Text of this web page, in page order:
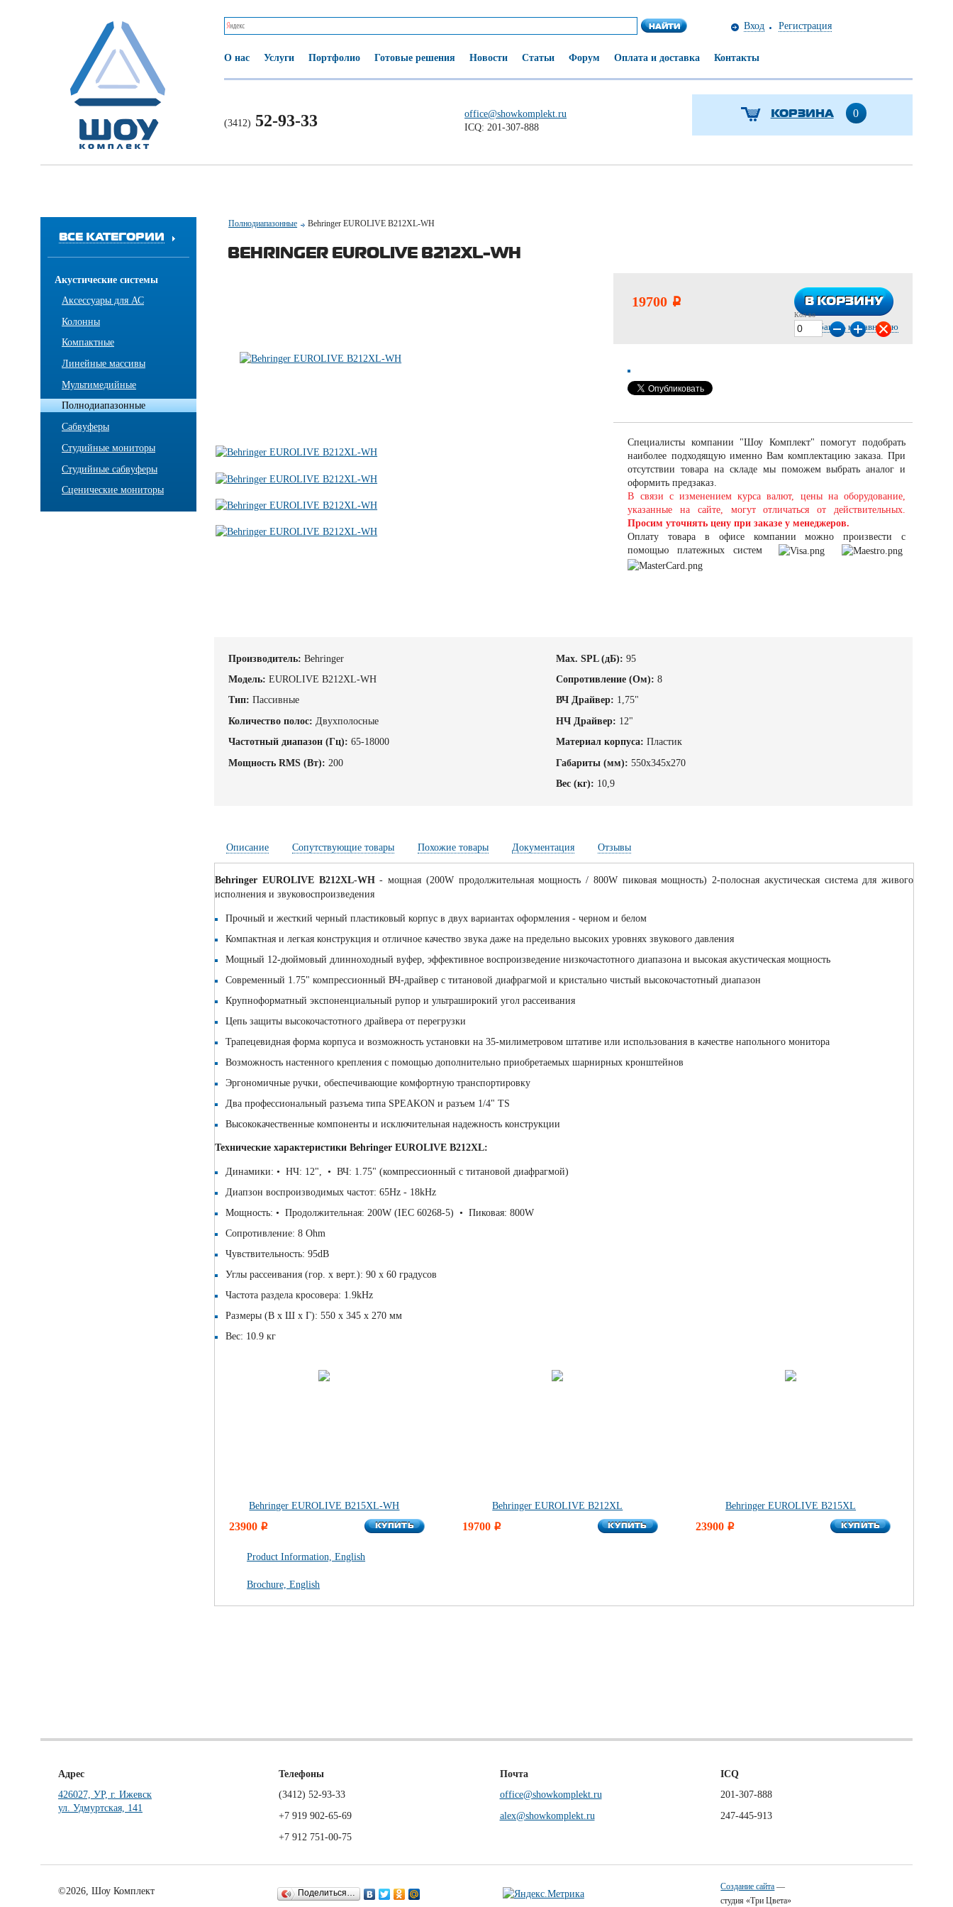
Вход Регистрация
О нас Услуги Портфолио Готовые решения Новости Статьи Форум Оплата и доставка Контакты
(3412) 52-93-33
office@showkomplekt.ru
ICQ: 201-307-888
КОРЗИНА 0
ВСЕ КАТЕГОРИИ
Акустические системы
Аксессуары для АС
Колонны
Компактные
Линейные массивы
Мультимедийные
Полнодиапазонные
Сабвуферы
Студийные мониторы
Студийные сабвуферы
Сценические мониторы
Полнодиапазонные Behringer EUROLIVE B212XL-WH
BEHRINGER EUROLIVE B212XL-WH
19700 i В КОРЗИНУ
В КОРЗИНУ
Кол-во
Добавить к сравнению
Специалисты компании "Шоу Комплект" помогут подобрать
наиболее подходящую именно Вам комплектацию заказа. При
отсутствии товара на складе мы поможем выбрать аналог и
оформить предзаказ.
В связи с изменением курса валют, цены на оборудование,
указанные на сайте, могут отличаться от действительных.
Просим уточнять цену при заказе у менеджеров.
Оплату товара в офисе компании можно произвести с
помощью платежных систем
Производитель: Behringer
Модель: EUROLIVE B212XL-WH
Тип: Пассивные
Количество полос: Двухполосные
Частотный диапазон (Гц): 65-18000
Мощность RMS (Вт): 200
Max. SPL (дБ): 95
Cопротивление (Ом): 8
ВЧ Драйвер: 1,75"
НЧ Драйвер: 12"
Материал корпуса: Пластик
Габариты (мм): 550х345х270
Вес (кг): 10,9
Описание Сопутствующие товары Похожие товары Документация Отзывы
Behringer EUROLIVE B212XL-WH- мощная (200W продолжительная мощность / 800W пиковая мощность) 2-полосная акустическая система для живого
исполнения и звуковоспроизведения
Прочный и жесткий черный пластиковый корпус в двух вариантах оформления - черном и белом
Компактная и легкая конструкция и отличное качество звука даже на предельно высоких уровнях звукового давления
Мощный 12-дюймовый длинноходный вуфер, эффективное воспроизведение низкочастотного диапазона и высокая акустическая мощность
Современный 1.75" компрессионный ВЧ-драйвер с титановой диафрагмой и кристально чистый высокочастотный диапазон
Крупноформатный экспоненциальный рупор и ультраширокий угол рассеивания
Цепь защиты высокочастотного драйвера от перегрузки
Трапецевидная форма корпуса и возможность установки на 35-милиметровом штативе или использования в качестве напольного монитора
Возможность настенного крепления с помощью дополнительно приобретаемых шарнирных кронштейнов
Эргономичные ручки, обеспечивающие комфортную транспортировку
Два профессиональный разъема типа SPEAKON и разъем 1/4" TS
Высококачественные компоненты и исключительная надежность конструкции
Технические характеристики Behringer EUROLIVE B212XL:
Динамики: • НЧ: 12", • ВЧ: 1.75" (компрессионный с титановой диафрагмой)
Диапзон воспроизводимых частот: 65Hz - 18kHz
Мощность: • Продолжительная: 200W (IEC 60268-5) • Пиковая: 800W
Сопротивление: 8 Ohm
Чувствительность: 95dB
Углы рассеивания (гор. х верт.): 90 х 60 градусов
Частота раздела кросовера: 1.9kHz
Размеры (В х Ш х Г): 550 х 345 х 270 мм
Вес: 10.9 кг
Behringer EUROLIVE B215XL-WH
23900 i КУПИТЬ
КУПИТЬ
Behringer EUROLIVE B212XL
19700 i КУПИТЬ
КУПИТЬ
Behringer EUROLIVE B215XL
23900 i КУПИТЬ
КУПИТЬ
Product Information, English
Brochure, English
Адрес
426027, УР, г. Ижевск
ул. Удмуртская, 141
Телефоны
(3412) 52-93-33
+7 919 902-65-69
+7 912 751-00-75
Почта
office@showkomplekt.ru
alex@showkomplekt.ru
ICQ
201-307-888
247-445-913
©2026, Шоу Комплект Поделиться…
Создание сайта —
студия «Три Цвета»